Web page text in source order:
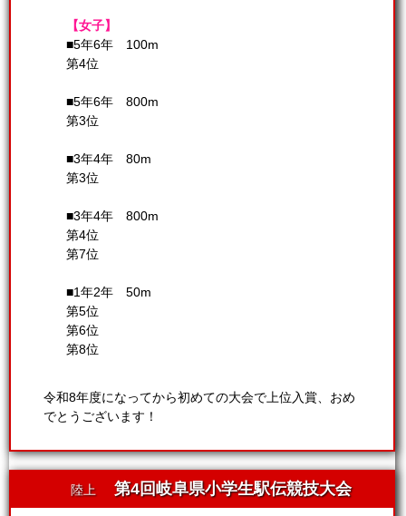
【女子】
■5年6年 100m
第4位
■5年6年 800m
第3位
■3年4年 80m
第3位
■3年4年 800m
第4位
第7位
■1年2年 50m
第5位
第6位
第8位
令和8年度になってから初めての大会で上位入賞、おめ
でとうございます！
陸上 第4回岐阜県小学生駅伝競技大会